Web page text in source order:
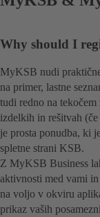
Why should I
MyKSB nudi
na primer, lastne
tudi redno na
izdelkih in rešitvah
je prosta ponudba, ki
spletne strani KSB.
Z MyKSB Business
aktivnosti med vami
na voljo v okviru
prikaz vaših